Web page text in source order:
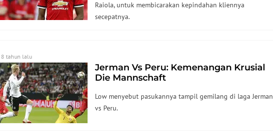
Raiola, untuk membicarakan kepindahan kliennya
secepatnya.
8 tahun lalu
Jerman Vs Peru: Kemenangan Krusial
Die Mannschaft
Low menyebut pasukannya tampil gemilang di laga Jerman
vs Peru.